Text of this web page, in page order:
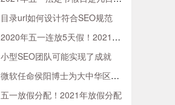
目录url如何设计符合SEO规范
2020年五一连放5天假！2021年五一劳动节放假时间全新分配
小型SEO团队可能实现了成就
微软任命侯阳博士为大中华区董事长兼首席执行官
五一放假分配！2021年放假分配